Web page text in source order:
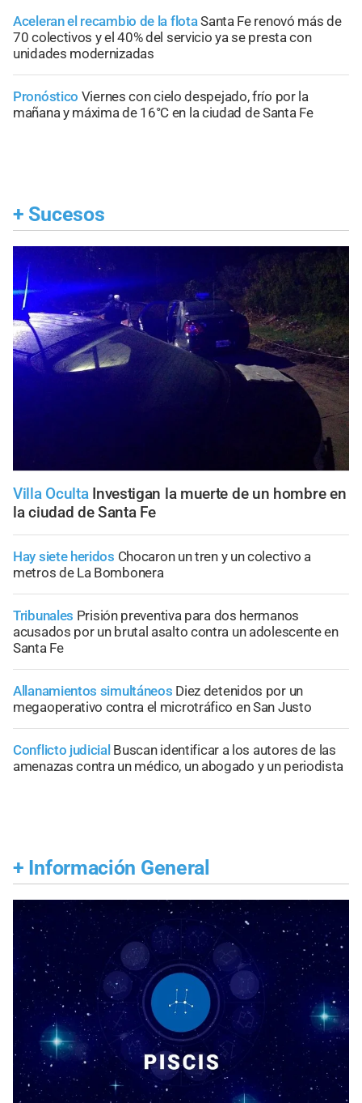
Aceleran el recambio de la flotaSanta Fe renovó más de
70 colectivos y el 40% del servicio ya se presta con
unidades modernizadas
Pronóstico Viernes con cielo despejado, frío por la
mañana y máxima de 16°C en la ciudad de Santa Fe
+ Sucesos
Villa Oculta Investigan la muerte de un hombre en
la ciudad de Santa Fe
Hay siete heridos Chocaron un tren y un colectivo a
metros de La Bombonera
Tribunales Prisión preventiva para dos hermanos
acusados por un brutal asalto contra un adolescente en
Santa Fe
Allanamientos simultáneos Diez detenidos por un
megaoperativo contra el microtráfico en San Justo
Conflicto judicial Buscan identificar a los autores de las
amenazas contra un médico, un abogado y un periodista
+ Información General